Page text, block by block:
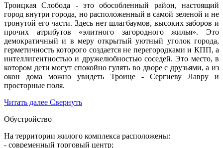
Троицкая Слобода - это обособленный район, настоящий
город внутри города, но расположенный в самой зеленой и не
тронутой его части. Здесь нет шлагбаумов, высоких заборов и
прочих атрибутов «элитного загородного жилья». Это
демократичный и в меру открытый уютный уголок города,
герметичность которого создается не перегородками и КПП, а
интеллигентностью и дружелюбностью соседей. Это место, в
котором дети могут спокойно гулять во дворе с друзьями, а из
окон дома можно увидеть Троице - Сергиеву Лавру и
просторные поля.
Читать далее Свернуть
Обустройство
На территории жилого комплекса расположены:
- современный торговый центр;